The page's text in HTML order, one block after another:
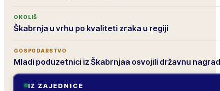
OKOLIŠ
Škabrnja u vrhu po kvaliteti zraka u regiji
GOSPODARSTVO
Mladi poduzetnici iz Škabrnjaa osvojili državnu
IZ ZAJEDNICE